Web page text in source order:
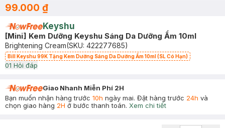
99.000 ₫
Keyshu
[Mini] Kem Dưỡng Keyshu Sáng Da Dưỡng Ẩm 10ml
Brightening Cream(SKU: 422277685)
Bill Keyshu 99K Tặng Kem Dưỡng Sáng Da Dưỡng Ẩm 10ml (SL Có Hạn)
01 Hỏi đáp
Giao Nhanh Miễn Phí 2H
Bạn muốn nhận hàng trước 10h ngày mai. Đặt hàng trước 24h và
chọn giao hàng 2H ở bước thanh toán. Xem chi tiết